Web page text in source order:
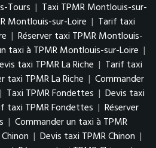
Tours | Taxi TPMR Montlouis-sur-
Montlouis-sur-Loire | Tarif taxi
| Réserver taxi TPMR Montlouis-
taxi à TPMR Montlouis-sur-Loire |
taxi TPMR La Riche | Tarif taxi
taxi TPMR La Riche | Commander
| Taxi TPMR Fondettes | Devis taxi
taxi TPMR Fondettes | Réserver
| Commander un taxi à TPMR
| Devis taxi TPMR Chinon |